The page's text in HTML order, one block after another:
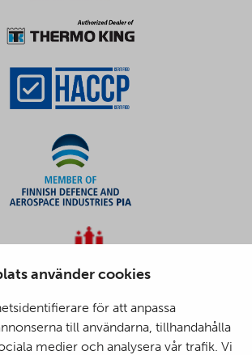
använder cookies
för att anpassa
till användarna, tillhandahålla
medier och analysera vår trafik. Vi